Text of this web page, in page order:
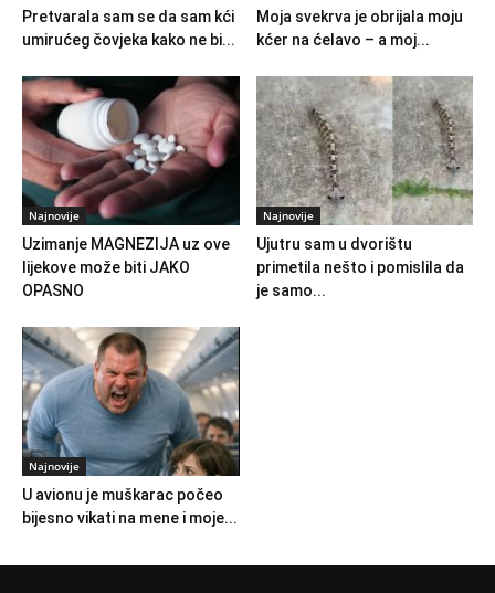
Pretvarala sam se da sam kći
umirućeg čovjeka kako ne bi...
Moja svekrva je obrijala moju
kćer na ćelavo – a moj...
Najnovije
Uzimanje MAGNEZIJA uz ove
lijekove može biti JAKO
OPASNO
Najnovije
Ujutru sam u dvorištu
primetila nešto i pomislila da
je samo...
Najnovije
U avionu je muškarac počeo
bijesno vikati na mene i moje...